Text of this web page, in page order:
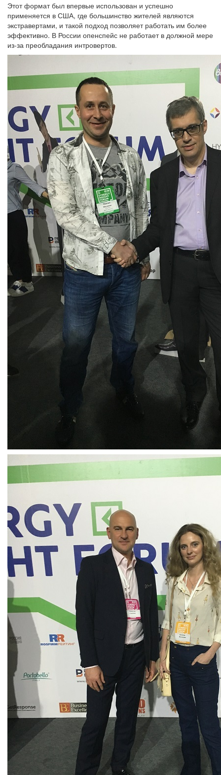
Этот формат был впервые использован и успешно
применяется в США, где большинство жителей являются
экстравертами, и такой подход позволяет работать им более
эффективно. В России опенспейс не работает в должной мере
из-за преобладания интровертов.